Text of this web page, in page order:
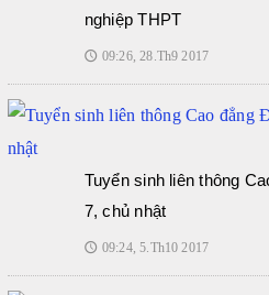
nghiệp THPT
🕔 09:26, 28.Th9 2017
Tuyển sinh liên thông
7, chủ nhật
🕔 09:24, 5.Th10 2017